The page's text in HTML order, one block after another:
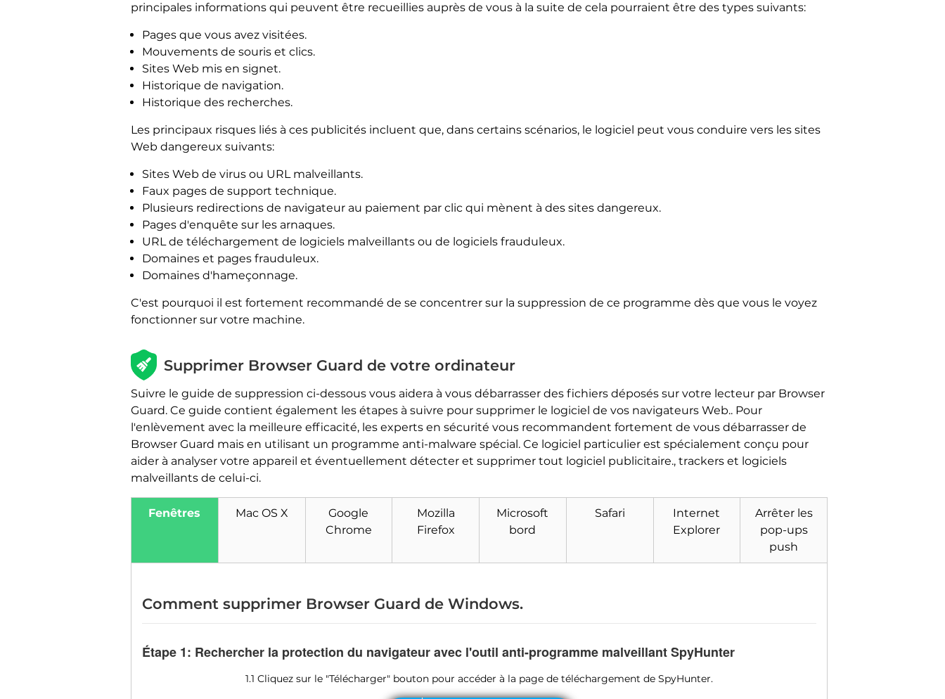
principales informations qui peuvent être recueillies auprès de vous à la suite de cela pourraient être des types suivants:
Pages que vous avez visitées.
Mouvements de souris et clics.
Sites Web mis en signet.
Historique de navigation.
Historique des recherches.
Les principaux risques liés à ces publicités incluent que, dans certains scénarios, le logiciel peut vous conduire vers les sites
Web dangereux suivants:
Sites Web de virus ou URL malveillants.
Faux pages de support technique.
Plusieurs redirections de navigateur au paiement par clic qui mènent à des sites dangereux.
Pages d'enquête sur les arnaques.
URL de téléchargement de logiciels malveillants ou de logiciels frauduleux.
Domaines et pages frauduleux.
Domaines d'hameçonnage.
C'est pourquoi il est fortement recommandé de se concentrer sur la suppression de ce programme dès que vous le voyez
fonctionner sur votre machine.
Supprimer Browser Guard de votre ordinateur
Suivre le guide de suppression ci-dessous vous aidera à vous débarrasser des fichiers déposés sur votre lecteur par Browser
Guard. Ce guide contient également les étapes à suivre pour supprimer le logiciel de vos navigateurs Web.. Pour
l'enlèvement avec la meilleure efficacité, les experts en sécurité vous recommandent fortement de vous débarrasser de
Browser Guard mais en utilisant un programme anti-malware spécial. Ce logiciel particulier est spécialement conçu pour
aider à analyser votre appareil et éventuellement détecter et supprimer tout logiciel publicitaire., trackers et logiciels
malveillants de celui-ci.
Fenêtres Mac OS X
Google
Chrome
Mozilla
Firefox
Microsoft
bord
Safari
Internet
Explorer
Arrêter les
pop-ups
push
Comment supprimer Browser Guard de Windows.
Étape 1: Rechercher la protection du navigateur avec l'outil anti-programme malveillant SpyHunter
1.1 Cliquez sur le "Télécharger" bouton pour accéder à la page de téléchargement de SpyHunter.
Télécharger
Malware Removal Tool